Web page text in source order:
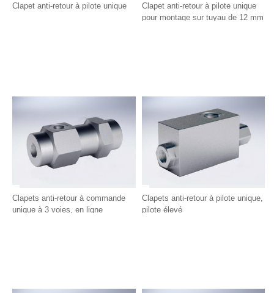
Clapet anti-retour à pilote unique
Clapet anti-retour à pilote unique
pour montage sur tuyau de 12 mm
Clapets anti-retour à commande
unique à 3 voies, en ligne
Clapets anti-retour à pilote unique,
pilote élevé